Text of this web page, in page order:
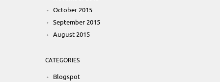
October 2015
September 2015
August 2015
CATEGORIES
Blogspot